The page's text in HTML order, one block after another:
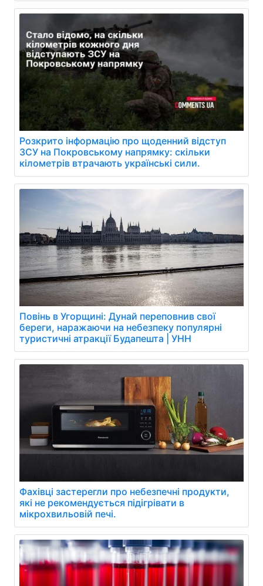
Розкрито інформацію про щоденний відступ
ЗСУ на Покровському напрямку: скільки
кілометрів втрачають українські сили.
Повінь в Угорщині: Дунай переповнив свої
береги, наражаючи на небезпеку популярні
туристичні атракції Будапешта | УНН
Фахівці застерегли про небезпечні продукти,
які не рекомендується підігрівати в
мікрохвильовій печі.